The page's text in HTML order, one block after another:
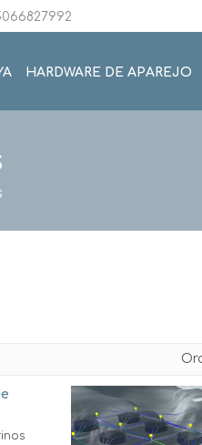
HARDWARE DE APAREJO